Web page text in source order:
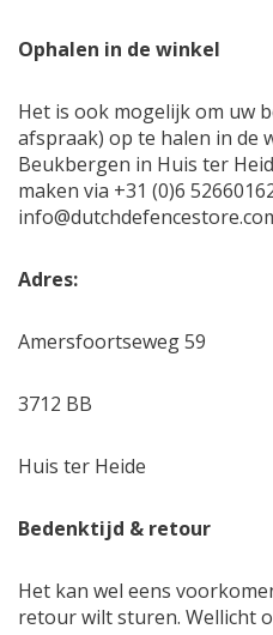
Ophalen in de winkel
Het is ook mogelijk om uw
afspraak) op te halen in de
Beukbergen in Huis ter
maken via +31 (0)6
Adres:
Amersfoortseweg 59
3712 BB
Huis ter Heide
Bedenktijd & retour
Het kan wel eens
retour wilt sturen. Wellicht